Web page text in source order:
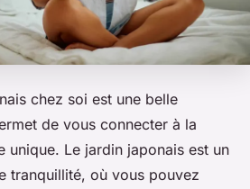
chez soi est une belle
de vous connecter à la
unique. Le jardin japonais est un
tranquillité, où vous pouvez